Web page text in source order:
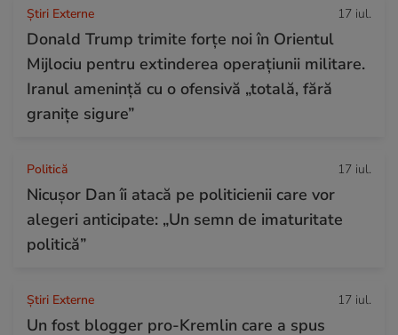
Știri Externe 17 iul.
Donald Trump trimite forțe noi în Orientul
Mijlociu pentru extinderea operațiunii militare.
Iranul amenință cu o ofensivă „totală, fără
granițe sigure”
Politică 17 iul.
Nicușor Dan îi atacă pe politicienii care vor
alegeri anticipate: „Un semn de imaturitate
politică”
Știri Externe 17 iul.
Un fost blogger pro-Kremlin care a spus